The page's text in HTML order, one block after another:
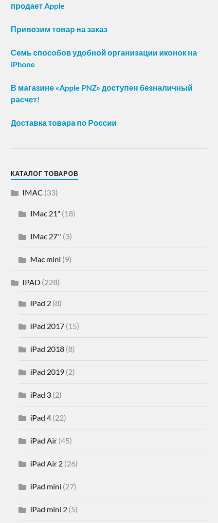
продает Apple
Привозим товар на заказ
Семь способов удобной организации иконок на
iPhone
В магазине «Apple PNZ» доступен безналичный
расчет!
Доставка товара по России
КАТАЛОГ ТОВАРОВ
IMAC (33)
IMac 21" (18)
IMac 27'' (3)
Mac mini (9)
IPAD (228)
iPad 2 (8)
iPad 2017 (15)
iPad 2018 (8)
iPad 2019 (2)
iPad 3 (2)
iPad 4 (22)
iPad Air (45)
iPad Air 2 (26)
iPad mini (27)
iPad mini 2 (5)